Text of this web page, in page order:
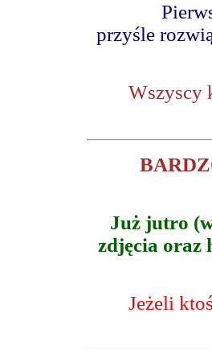
przyśle
Wszyscy
Już jutro
zdjęcia oraz
Jeżeli